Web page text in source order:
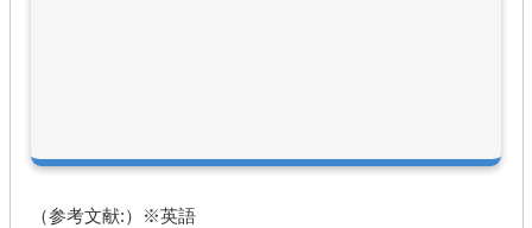
（参考文献:）※英語